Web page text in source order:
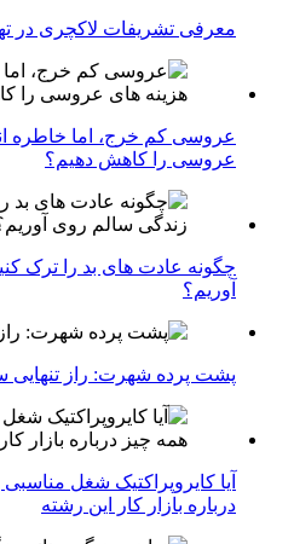
معرفی تشریفات لاکچری در
عروسی کم خرج، اما خاطره
عروسی را کاهش دهیم؟
چگونه عادت‌ های بد را ترک
آوریم؟
پشت پرده شهرت: راز تنهایی
آیا کایروپراکتیک شغل
درباره بازار کار این رشته